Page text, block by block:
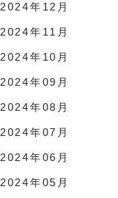
2024年12月
2024年11月
2024年10月
2024年09月
2024年08月
2024年07月
2024年06月
2024年05月